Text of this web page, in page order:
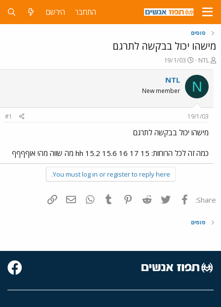
התחבר הירשם
סוסים
מישהו יכול בבקשה לתרגם
פ
ו
ת
ח
ה
ש
א
NTL
פ
ו
ס
ם
ר
19/1/03
N
NTL
New member
19/1/03
#1
מישהו יכול בבקשה לתרגם
כמה זה לכל הרוחות: 15 hh 15.2 15.6 16 17 מה שווה מה! אוףףףף
You must log in or register to reply here.
Share: פייסבוק Twitter
Reddit
Pinterest
Tumblr
WhatsAppדואר אלקטרוני
סוסים